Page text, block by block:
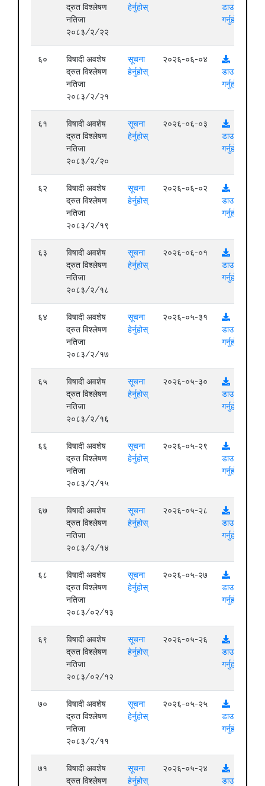
द्रुत विश्लेषण
नतिजा
२०८३/२/२२
हेर्नुहोस्
डाउनलोड
गर्नुहोस्
६०
विषादी अवशेष
द्रुत विश्लेषण
नतिजा
२०८३/२/२१
सूचना
हेर्नुहोस्
२०२६-०६-०४
डाउनलोड
गर्नुहोस्
६१
विषादी अवशेष
द्रुत विश्लेषण
नतिजा
२०८३/२/२०
सूचना
हेर्नुहोस्
२०२६-०६-०३
डाउनलोड
गर्नुहोस्
६२
विषादी अवशेष
द्रुत विश्लेषण
नतिजा
२०८३/२/१९
सूचना
हेर्नुहोस्
२०२६-०६-०२
डाउनलोड
गर्नुहोस्
६३
विषादी अवशेष
द्रुत विश्लेषण
नतिजा
२०८३/२/१८
सूचना
हेर्नुहोस्
२०२६-०६-०१
डाउनलोड
गर्नुहोस्
६४
विषादी अवशेष
द्रुत विश्लेषण
नतिजा
२०८३/२/१७
सूचना
हेर्नुहोस्
२०२६-०५-३१
डाउनलोड
गर्नुहोस्
६५
विषादी अवशेष
द्रुत विश्लेषण
नतिजा
२०८३/२/१६
सूचना
हेर्नुहोस्
२०२६-०५-३०
डाउनलोड
गर्नुहोस्
६६
विषादी अवशेष
द्रुत विश्लेषण
नतिजा
२०८३/२/१५
सूचना
हेर्नुहोस्
२०२६-०५-२९
डाउनलोड
गर्नुहोस्
६७
विषादी अवशेष
द्रुत विश्लेषण
नतिजा
२०८३/२/१४
सूचना
हेर्नुहोस्
२०२६-०५-२८
डाउनलोड
गर्नुहोस्
६८
विषादी अवशेष
द्रुत विश्लेषण
नतिजा
२०८३/०२/१३
सूचना
हेर्नुहोस्
२०२६-०५-२७
डाउनलोड
गर्नुहोस्
६९
विषादी अवशेष
द्रुत विश्लेषण
नतिजा
२०८३/०२/१२
सूचना
हेर्नुहोस्
२०२६-०५-२६
डाउनलोड
गर्नुहोस्
७०
विषादी अवशेष
द्रुत विश्लेषण
नतिजा
२०८३/२/११
सूचना
हेर्नुहोस्
२०२६-०५-२५
डाउनलोड
गर्नुहोस्
७१
विषादी अवशेष
द्रुत विश्लेषण
सूचना
हेर्नुहोस्
२०२६-०५-२४
डाउनलोड